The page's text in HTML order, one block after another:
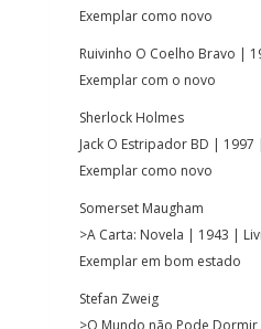
Exemplar como novo
Ruivinho O Coelho Bravo |
Exemplar com o novo
Sherlock Holmes
Jack O Estripador BD |
Exemplar como novo
Somerset Maugham
>A Carta: Novela | 1943 |
Exemplar em bom estado
Stefan Zweig
>O Mundo não Pode